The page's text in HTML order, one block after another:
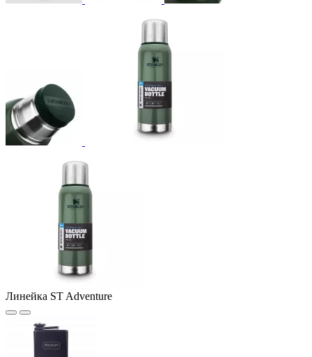
Линейка ST Adventure